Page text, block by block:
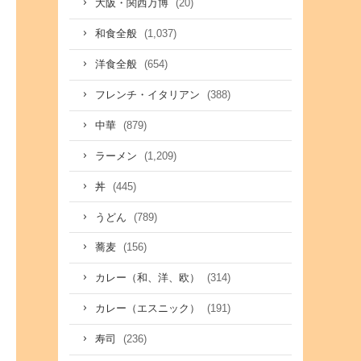
大阪・関西万博 (20)
和食全般 (1,037)
洋食全般 (654)
フレンチ・イタリアン (388)
中華 (879)
ラーメン (1,209)
丼 (445)
うどん (789)
蕎麦 (156)
カレー（和、洋、欧） (314)
カレー（エスニック） (191)
寿司 (236)